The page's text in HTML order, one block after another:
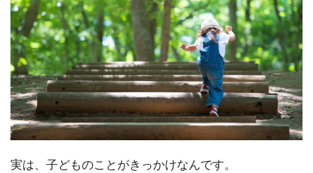
実は、子どものことがきっかけなんです。